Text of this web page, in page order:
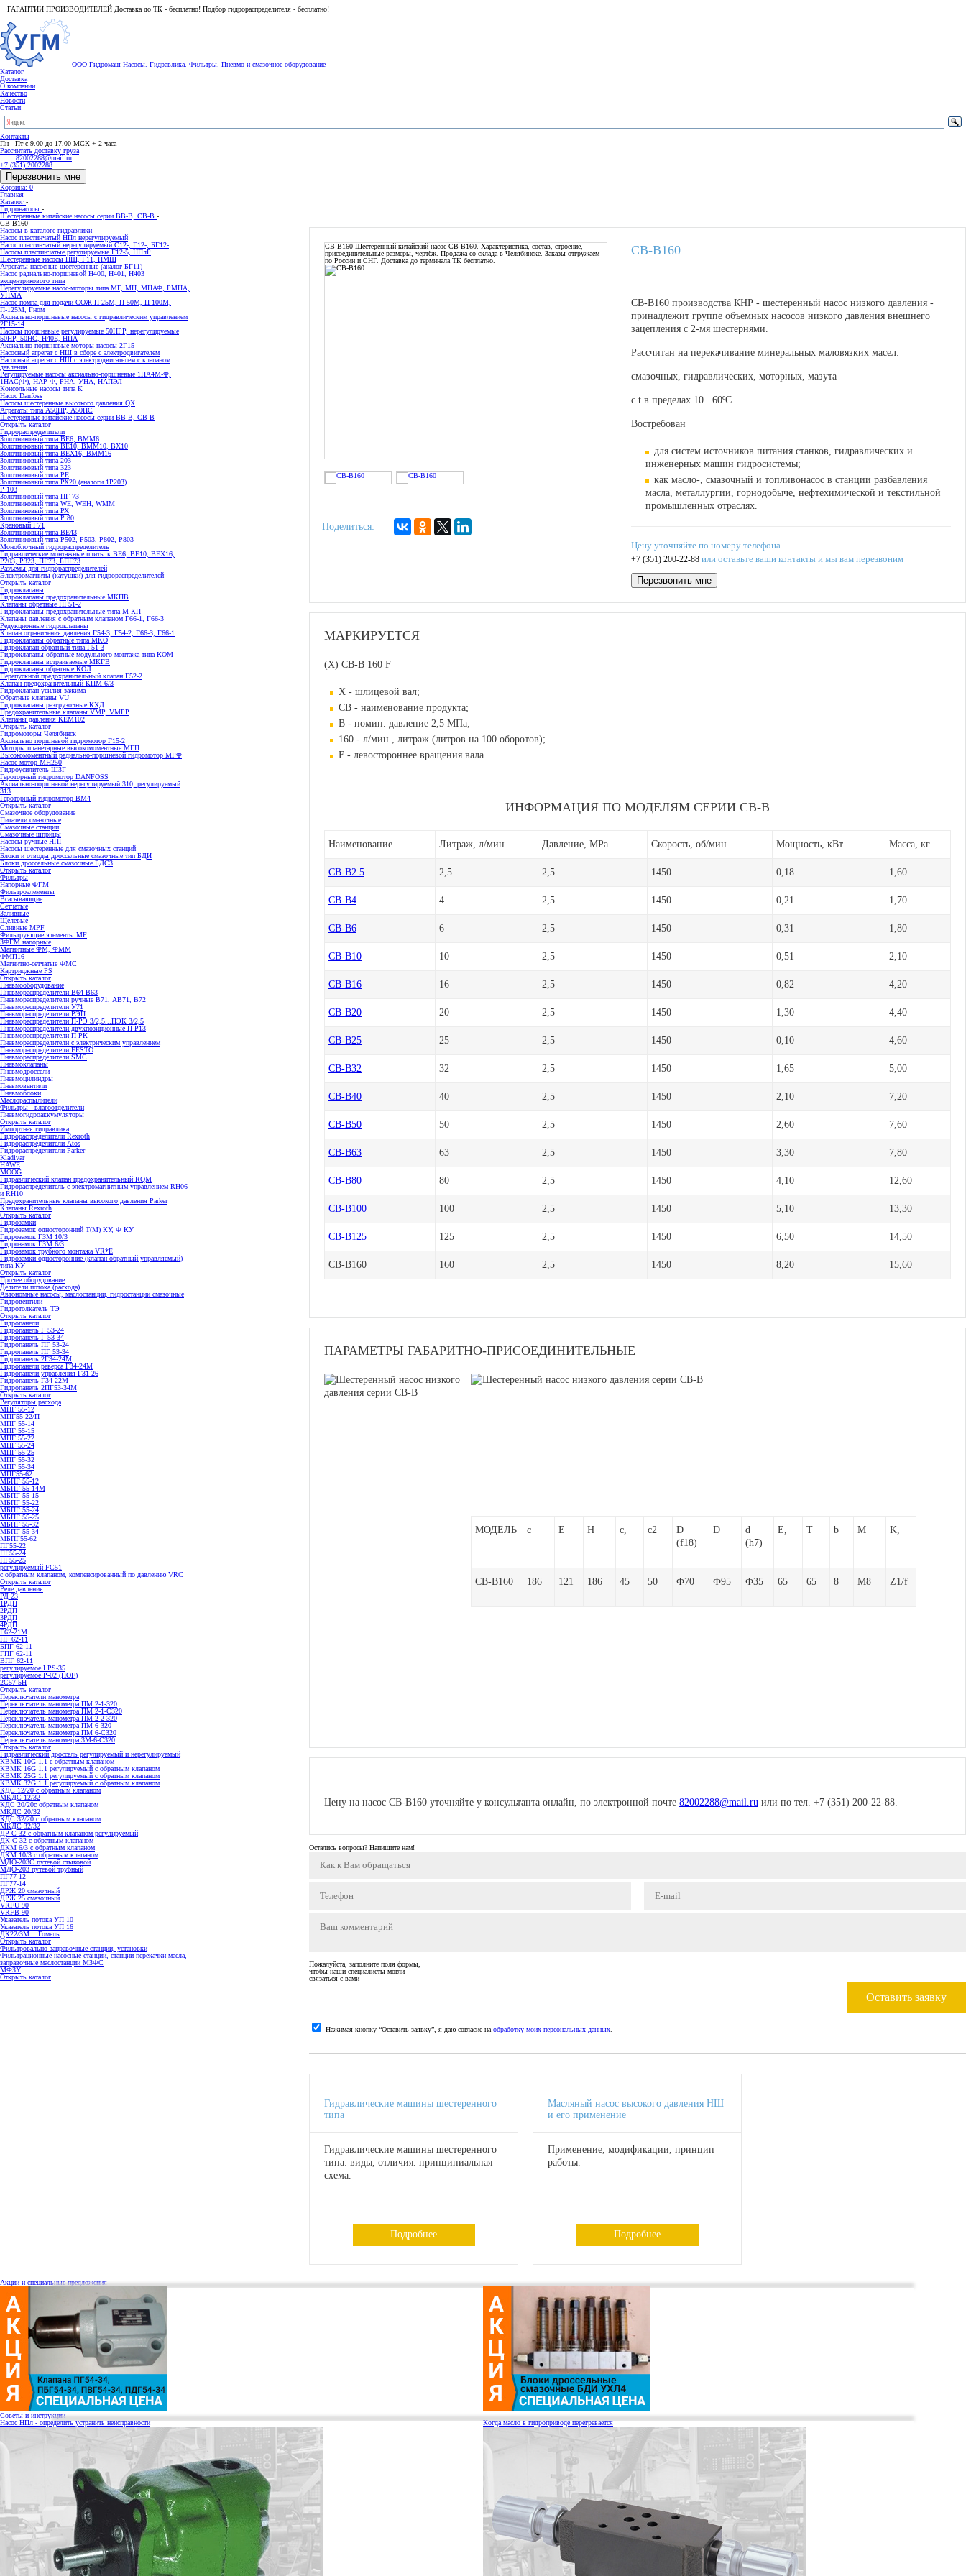
ГАРАНТИИ ПРОИЗВОДИТЕЛЕЙ Доставка до ТК - бесплатно! Подбор гидрораспределителя - бесплатно!
ООО Гидромаш Насосы. Гидравлика. Фильтры. Пневмо и смазочное оборудование
Каталог
Доставка
О компании
Качество
Новости
Статьи
Контакты
Пн - Пт с 9.00 до 17.00 МСК + 2 часа
Рассчитать доставку груза
82002288@mail.ru
+7 (351) 2002288
Перезвонить мне
Корзина: 0
Главная -
Каталог -
Гидронасосы -
Шестеренные китайские насосы серии ВВ-В, СВ-В -
СВ-В160
Насосы в каталоге гидравлики
Насос пластинчатый НПл нерегулируемый
Насос пластинчатый нерегулируемый С12-, Г12-, БГ12-
Насосы пластинчатые регулируемые Г12-5, НПлР
Шестеренные насосы НШ, Г11, НМШ
Агрегаты насосные шестеренные (аналог БГ11)
Насос радиально-поршневой Н400, Н401, Н403
эксцентрикового типа
Нерегулируемые насос-моторы типа МГ, МН, МНАФ, РМНА,
УНМА
Насос-помпа для подачи СОЖ П-25М, П-50М, П-100М,
П-125М, Гном
Аксиально-поршневые насосы с гидравлическим управлением
2Г15-14
Насосы поршневые регулируемые 50НРР, нерегулируемые
50НР, 50НС, Н40Е, НПА
Аксиально-поршневые моторы-насосы 2Г15
Насосный агрегат с НШ в сборе с электродвигателем
Насосный агрегат с НШ с электродвигателем с клапаном
давления
Регулируемые насосы аксиально-поршневые 1НА4М-Ф,
1НАС(Ф), НАР-Ф, РНА, УНА, НАПЭЛ
Консольные насосы типа К
Насос Danfoss
Насосы шестеренные высокого давления QX
Агрегаты типа А50НР, А50НС
Шестеренные китайские насосы серии ВВ-В, СВ-В
Открыть каталог
Гидрораспределители
Золотниковый типа ВЕ6, ВММ6
Золотниковый типа BE10, ВММ10, ВХ10
Золотниковый типа ВЕХ16, ВММ16
Золотниковый типа 203
Золотниковый типа 323
Золотниковый типа РЕ
Золотниковый типа РХ20 (аналоги 1Р203)
Р 103
Золотниковый типа ПГ 73
Золотниковый типа WE, WEH, WMM
Золотниковый типа РХ
Золотниковый типа Р 80
Крановый Г71
Золотниковый типа BE43
Золотниковый типа Р502, Р503, Р802, Р803
Моноблочный гидрораспределитель
Гидравлические монтажные плиты к ВЕ6, ВЕ10, ВЕХ16,
Р203, Р323, ПГ73, БПГ73
Разъемы для гидрораспределителей
Электромагниты (катушки) для гидрораспределителей
Открыть каталог
Гидроклапаны
Гидроклапаны предохранительные МКПВ
Клапаны обратные ПГ51-2
Гидроклапаны предохранительные типа М-КП
Клапаны давления с обратным клапаном Г66-1, Г66-3
Редукционные гидроклапаны
Клапан ограничения давления Г54-3, Г54-2, Г66-3, Г66-1
Гидроклапаны обратные типа МКО
Гидроклапан обратный типа Г51-3
Гидроклапаны обратные модульного монтажа типа КОМ
Гидроклапаны встраиваемые МКГВ
Гидроклапаны обратные КОЛ
Перепускной предохранительный клапан Г52-2
Клапан предохранительный КПМ 6/3
Гидроклапан усилия зажима
Обратные клапаны VU
Гидроклапаны разгрузочные КХД
Предохранительные клапаны VMP, VMPP
Клапаны давления КЕМ102
Открыть каталог
Гидромоторы Челябинск
Аксиально поршневой гидромотор Г15-2
Моторы планетарные высокомоментные МГП
Высокомоментный радиально-поршневой гидромотор МРФ
Насос-мотор МН250
Гидроусилитель ШЗГ
Героторный гидромотор DANFOSS
Аксиально-поршневой нерегулируемый 310, регулируемый
313
Героторный гидромотор ВМ4
Открыть каталог
Смазочное оборудование
Питатели смазочные
Смазочные станции
Смазочные шприцы
Насосы ручные НПГ
Насосы шестеренные для смазочных станций
Блоки и отводы дроссельные смазочные тип БДИ
Блоки дроссельные смазочные БДС3
Открыть каталог
Фильтры
Напорные ФГМ
Фильтроэлементы
Всасывающие
Сетчатые
Заливные
Щелевые
Сливные MPF
Фильтрующие элементы MF
ЗФГМ напорные
Магнитные ФМ, ФММ
ФМП16
Магнитно-сетчатые ФМС
Картриджные PS
Открыть каталог
Пневмооборудование
Пневмораспределители В64 В63
Пневмораспределители ручные В71, АВ71, В72
Пневмораспределители У71
Пневмораспределители РЭП
Пневмораспределители П-РЭ 3/2,5...ПЭК 3/2,5
Пневмораспределители двухпозиционные П-Р13
Пневмораспределители П-РК
Пневмораспределители с электрическим управлением
Пневмораспределители FESTO
Пневмораспределители SMC
Пневмоклапаны
Пневмодроссели
Пневмоцилиндры
Пневмовентили
Пневмоблоки
Маслораспылители
Фильтры - влагоотделители
Пневмогидроаккумуляторы
Открыть каталог
Импортная гидравлика
Гидрораспределители Rexroth
Гидрораспределители Atos
Гидрораспределители Parker
Kladivar
HAWE
MOOG
Гидравлический клапан предохранительный RQM
Гидрораспределитель с электромагнитным управлением RH06
и RH10
Предохранительные клапаны высокого давления Parker
Клапаны Rexroth
Открыть каталог
Гидрозамки
Гидрозамок односторонний Т(М) КУ, Ф КУ
Гидрозамок ГЗМ 10/3
Гидрозамок ГЗМ 6/3
Гидрозамок трубного монтажа VR*E
Гидрозамки односторонние (клапан обратный управляемый)
типа КУ
Открыть каталог
Прочее оборудование
Делители потока (расхода)
Автономные насосы, маслостанции, гидростанции смазочные
Гидровентили
Гидротолкатель ТЭ
Открыть каталог
Гидропанели
Гидропанель Г 53-24
Гидропанель Г 53-34
Гидропанель ПГ 53-24
Гидропанель ПГ 53-34
Гидропанель 2Г34-24М
Гидропанели реверса Г34-24М
Гидропанели управления Г31-26
Гидропанель Г34-22М
Гидропанель 2ПГ53-34М
Открыть каталог
Регуляторы расхода
МПГ 55-12
МПГ55-22/П
МПГ 55-14
МПГ 55-15
МПГ 55-22
МПГ 55-24
МПГ 55-25
МПГ 55-32
МПГ 55-34
МПГ55-62
МБПГ 55-12
МБПГ 55-14М
МБПГ 55-15
МБПГ 55-22
МБПГ 55-24
МБПГ 55-25
МБПГ 55-32
МБПГ 55-34
МБПГ55-62
ПГ55-22
ПГ55-24
ПГ55-25
регулируемый FC51
с обратным клапаном, компенсированный по давлению VRC
Открыть каталог
Реле давления
РД 23
1РДП
2РДП
3РДП
4РДП
Г62-21М
ПГ 62-11
БПГ 62-11
ГПГ 62-11
ВПГ 62-11
регулируемое LPS-35
регулируемое P-02 (HOF)
2С57-5Н
Открыть каталог
Переключатели манометра
Переключатель манометра ПМ 2-1-320
Переключатель манометра ПМ 2-1-С320
Переключатель манометра ПМ 2-2-320
Переключатель манометра ПМ 6-320
Переключатель манометра ПМ 6-С320
Переключатель манометра 3M-6-C320
Открыть каталог
Гидравлический дроссель регулируемый и нерегулируемый
КВМК 10G 1.1 с обратным клапаном
КВМК 16G 1.1 регулируемый с обратным клапаном
КВМК 25G 1.1 регулируемый с обратным клапаном
КВМК 32G 1.1 регулируемый с обратным клапаном
КДC 12/20 с обратным клапаном
МКДС 12/32
КДC 20/20с обратным клапаном
МКДС 20/32
КДC 32/20 с обратным клапаном
МКДС 32/32
ДР-С 32 с обратным клапаном регулируемый
ДК-С 32 с обратным клапаном
ДКМ 6/3 с обратным клапаном
ДКМ 10/3 с обратным клапаном
МДО-203С путевой стыковой
МДО-203 путевой трубный
ПГ77-12
ПГ77-14
ДРЖ 20 смазочный
ДРЖ 25 смазочный
VRFU 90
VRFВ 90
Указатель потока УП 10
Указатель потока УП 16
ДК22/3М... Гомель
Открыть каталог
Фильтровально-заправочные станции, установки
Фильтрационные насосные станции, станции перекачки масла,
заправочные маслостанции МЗФС
МФЗУ
Открыть каталог
СВ-В160 Шестеренный китайский насос СВ-В160. Характеристика, состав, строение,
присоединительные размеры, чертёж. Продажа со склада в Челябинске. Заказы отгружаем
по России и СНГ. Доставка до терминала ТК бесплатно.
Поделиться:
СВ-В160
СВ-В160 производства КНР - шестеренный насос низкого давления -
принадлежит группе объемных насосов низкого давления внешнего
зацепления с 2-мя шестернями.
Рассчитан на перекачивание минеральных маловязких масел:
смазочных, гидравлических, моторных, мазута
с t в пределах 10...60ºС.
Востребован
для систем источников питания станков, гидравлических и
инженерных машин гидросистемы;
как масло-, смазочный и топливонасос в станции разбавления
масла, металлургии, горнодобыче, нефтехимической и текстильной
промышленных отраслях.
Цену уточняйте по номеру телефона
+7 (351) 200-22-88 или оставьте ваши контакты и мы вам перезвоним
Перезвонить мне
МАРКИРУЕТСЯ
(Х) СВ-B 160 F
X - шлицевой вал;
CB - наименование продукта;
В - номин. давление 2,5 МПа;
160 - л/мин., литраж (литров на 100 оборотов);
F - левостороннее вращения вала.
ИНФОРМАЦИЯ ПО МОДЕЛЯМ СЕРИИ CB-B
Наименование Литраж, л/мин Давление, МPа Скорость, об/мин Мощность, кВт Масса, кг
CB-B2.5 2,5 2,5 1450 0,18 1,60
CB-B4 4 2,5 1450 0,21 1,70
CB-B6 6 2,5 1450 0,31 1,80
CB-B10 10 2,5 1450 0,51 2,10
CB-B16 16 2,5 1450 0,82 4,20
CB-B20 20 2,5 1450 1,30 4,40
CB-B25 25 2,5 1450 0,10 4,60
CB-B32 32 2,5 1450 1,65 5,00
CB-B40 40 2,5 1450 2,10 7,20
CB-B50 50 2,5 1450 2,60 7,60
CB-B63 63 2,5 1450 3,30 7,80
CB-B80 80 2,5 1450 4,10 12,60
CB-B100 100 2,5 1450 5,10 13,30
CB-B125 125 2,5 1450 6,50 14,50
CB-B160 160 2,5 1450 8,20 15,60
ПАРАМЕТРЫ ГАБАРИТНО-ПРИСОЕДИНИТЕЛЬНЫЕ
МОДЕЛЬ c E H c, c2
D
(f18)
D
d
(h7)
E, T b M K,
CB-B160 186 121 186 45 50 Ф70 Ф95 Ф35 65 65 8 M8 Z1/f
Цену на насос СВ-В160 уточняйте у консультанта онлайн, по электронной почте 82002288@mail.ru или по тел. +7 (351) 200-22-88.
Остались вопросы? Напишите нам!
Пожалуйста, заполните поля формы,
чтобы наши специалисты могли
связаться с вами
Оставить заявку
Нажимая кнопку “Оставить заявку”, я даю согласие на обработку моих персональных данных
Гидравлические машины шестеренного
типа
Гидравлические машины шестеренного
типа: виды, отличия. принципиальная
схема.
Подробнее
Масляный насос высокого давления НШ
и его применение
Применение, модификации, принцип
работы.
Подробнее
Акции и специальные предложения
Советы и инструкции
Насос НПл - определить устранить неисправности
Когда масло в гидроприводе перегревается